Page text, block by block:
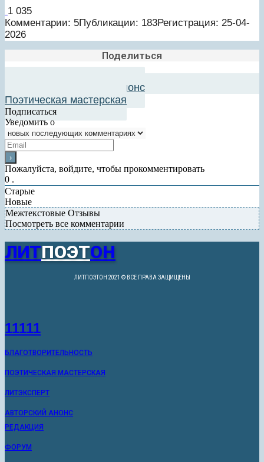
1 035
Комментарии: 5Публикации: 183Регистрация: 25-04-
2026
Поделиться
Добавить в авторский анонс
Поэтическая мастерская
Подписаться
Уведомить о
Пожалуйста, войдите, чтобы прокомментировать
0 .
Старые
Новые
Межтекстовые Отзывы
Посмотреть все комментарии
ЛИТПОЭТОН
ЛИТПОЭТОН 2021 © ВСЕ ПРАВА ЗАЩИЩЕНЫ
11111
БЛАГОТВОРИТЕЛЬНОСТЬ
ПОЭТИЧЕСКАЯ МАСТЕРСКАЯ
ЛИТЭКСПЕРТ
АВТОРСКИЙ АНОНС
РЕДАКЦИЯ
ФОРУМ